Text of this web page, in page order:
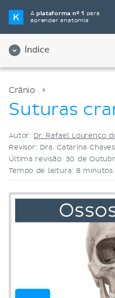
Aplataforma nº 1 para
aprender anatomia
Índice
Selecione a sua
Videoaulas
Crânio
Suturas
Autor: Dr. Rafael Lourenço
Revisor: Dra. Catarina Chaves
Última revisão: 30 de
Tempo de leitura: 8 minutos